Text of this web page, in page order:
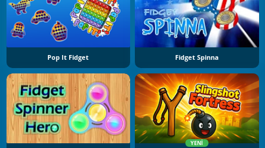
Pop It Fidget Fidget Spinna
YENI